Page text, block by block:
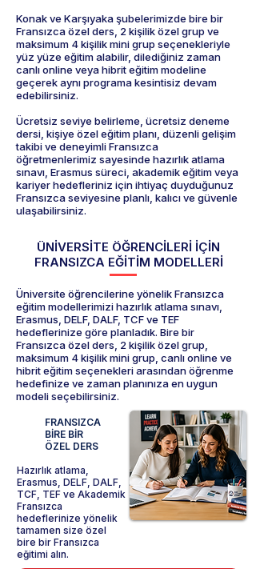
Konak ve Karşıyaka şubelerimizde bire bir
Fransızca özel ders, 2 kişilik özel grup ve
maksimum 4 kişilik mini grup seçenekleriyle
yüz yüze eğitim alabilir, dilediğiniz zaman
canlı online veya hibrit eğitim modeline
geçerek aynı programa kesintisiz devam
edebilirsiniz.
Ücretsiz seviye belirleme, ücretsiz deneme
dersi, kişiye özel eğitim planı, düzenli gelişim
takibi ve deneyimli Fransızca
öğretmenlerimiz sayesinde hazırlık atlama
sınavı, Erasmus süreci, akademik eğitim veya
kariyer hedefleriniz için ihtiyaç duyduğunuz
Fransızca seviyesine planlı, kalıcı ve güvenle
ulaşabilirsiniz.
ÜNİVERSİTE ÖĞRENCİLERİ İÇİN
FRANSIZCA EĞİTİM MODELLERİ
Üniversite öğrencilerine yönelik Fransızca
eğitim modellerimizi hazırlık atlama sınavı,
Erasmus, DELF, DALF, TCF ve TEF
hedeflerinize göre planladık. Bire bir
Fransızca özel ders, 2 kişilik özel grup,
maksimum 4 kişilik mini grup, canlı online ve
hibrit eğitim seçenekleri arasından öğrenme
hedefinize ve zaman planınıza en uygun
modeli seçebilirsiniz.
FRANSIZCA
BİRE BİR
ÖZEL DERS
Hazırlık atlama,
Erasmus, DELF, DALF,
TCF, TEF ve Akademik
Fransızca
hedeflerinize yönelik
tamamen size özel
bire bir Fransızca
eğitimi alın.